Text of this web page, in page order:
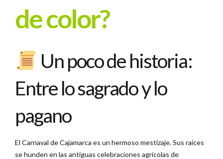
de color?
Un poco de historia:
Entre lo sagrado y lo
pagano
El Carnaval de Cajamarca es un hermoso mestizaje. Sus raíces
se hunden en las antiguas celebraciones agrícolas de